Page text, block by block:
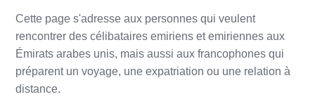
Cette page s'adresse aux personnes qui veulent
rencontrer des célibataires emiriens et emiriennes aux
Émirats arabes unis, mais aussi aux francophones qui
préparent un voyage, une expatriation ou une relation à
distance.